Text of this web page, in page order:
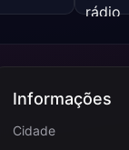
Informações
Cidade